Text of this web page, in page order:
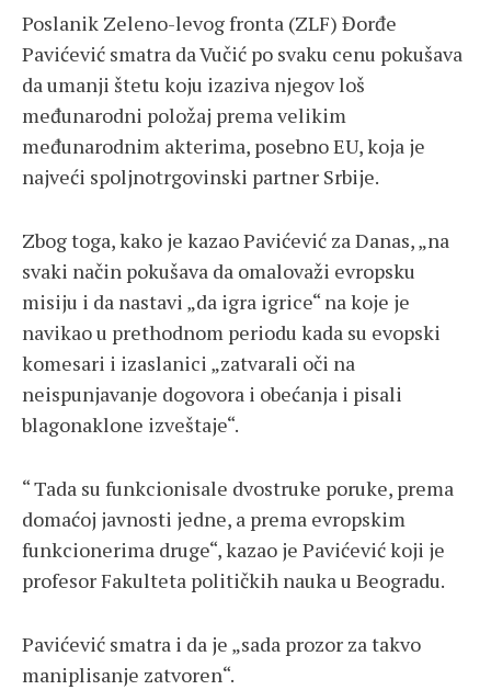
Poslanik Zeleno-levog fronta (ZLF) Đorđe
Pavićević smatra da Vučić po svaku cenu pokušava
da umanji štetu koju izaziva njegov loš
međunarodni položaj prema velikim
međunarodnim akterima, posebno EU, koja je
najveći spoljnotrgovinski partner Srbije.
Zbog toga, kako je kazao Pavićević za Danas, „na
svaki način pokušava da omalovaži evropsku
misiju i da nastavi „da igra igrice“ na koje je
navikao u prethodnom periodu kada su evopski
komesari i izaslanici „zatvarali oči na
neispunjavanje dogovora i obećanja i pisali
blagonaklone izveštaje“.
“ Tada su funkcionisale dvostruke poruke, prema
domaćoj javnosti jedne, a prema evropskim
funkcionerima druge“, kazao je Pavićević koji je
profesor Fakulteta političkih nauka u Beogradu.
Pavićević smatra i da je „sada prozor za takvo
maniplisanje zatvoren“.